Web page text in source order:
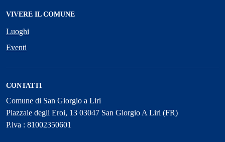
VIVERE IL COMUNE
Luoghi
Eventi
CONTATTI
Comune di San Giorgio a Liri
Piazzale degli Eroi, 13 03047 San Giorgio A Liri (FR)
P.iva : 81002350601